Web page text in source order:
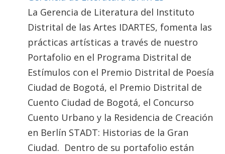
La Gerencia de Literatura del Instituto
Distrital de las Artes IDARTES, fomenta las
prácticas artísticas a través de nuestro
Portafolio en el Programa Distrital de
Estímulos con el Premio Distrital de Poesía
Ciudad de Bogotá, el Premio Distrital de
Cuento Ciudad de Bogotá, el Concurso
Cuento Urbano y la Residencia de Creación
en Berlín STADT: Historias de la Gran
Ciudad. Dentro de su portafolio están